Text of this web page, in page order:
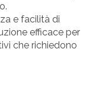
e facilità di
efficace per
che richiedono